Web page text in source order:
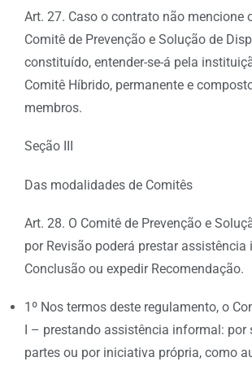
Art. 27. Caso o contrato não mencione
Comitê de Prevenção e Solução de
constituído, entender-se-á pela
Comitê Híbrido, permanente e
membros.
Seção III
Das modalidades de Comitês
Art. 28. O Comitê de Prevenção e
por Revisão poderá prestar
Conclusão ou expedir Recomendação.
1º Nos termos deste regulamento, o
I – prestando assistência informal: por
partes ou por iniciativa própria, como